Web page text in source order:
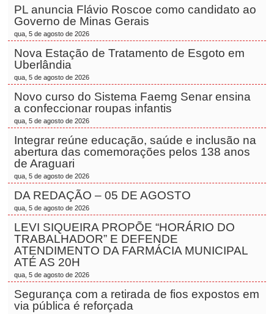
PL anuncia Flávio Roscoe como candidato ao
Governo de Minas Gerais
qua, 5 de agosto de 2026
Nova Estação de Tratamento de Esgoto em
Uberlândia
qua, 5 de agosto de 2026
Novo curso do Sistema Faemg Senar ensina
a confeccionar roupas infantis
qua, 5 de agosto de 2026
Integrar reúne educação, saúde e inclusão na
abertura das comemorações pelos 138 anos
de Araguari
qua, 5 de agosto de 2026
DA REDAÇÃO – 05 DE AGOSTO
qua, 5 de agosto de 2026
LEVI SIQUEIRA PROPÕE “HORÁRIO DO
TRABALHADOR” E DEFENDE
ATENDIMENTO DA FARMÁCIA MUNICIPAL
ATÉ AS 20H
qua, 5 de agosto de 2026
Segurança com a retirada de fios expostos em
via pública é reforçada